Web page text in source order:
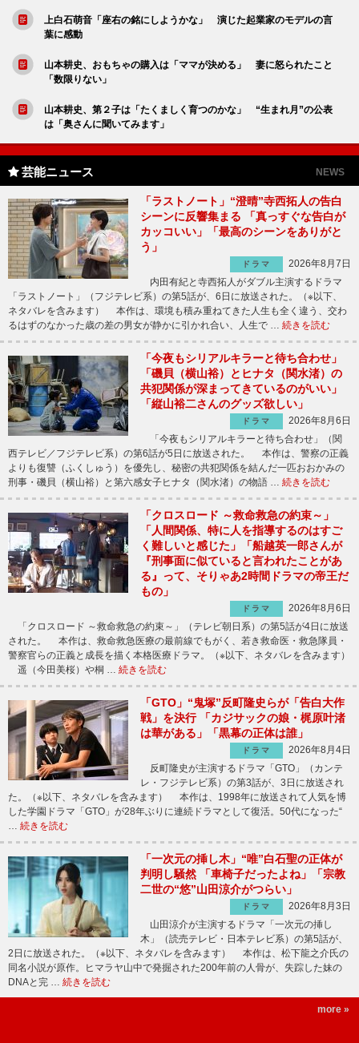
上白石萌音「座右の銘にしようかな」 演じた起業家のモデルの言
葉に感動
山本耕史、おもちゃの購入は「ママが決める」 妻に怒られたこと
「数限りない」
山本耕史、第２子は「たくましく育つのかな」 “生まれ月”の公表
は「奥さんに聞いてみます」
芸能ニュース NEWS
「ラストノート」“澄晴”寺西拓人の告白
シーンに反響集まる 「真っすぐな告白が
カッコいい」「最高のシーンをありがと
う」
ドラマ
2026年8月7日
内田有紀と寺西拓人がダブル主演するドラマ
「ラストノート」（フジテレビ系）の第5話が、6日に放送された。（※以下、
ネタバレを含みます） 本作は、環境も積み重ねてきた人生も全く違う、交わ
るはずのなかった歳の差の男女が静かに引かれ合い、人生で … 続きを読む
「今夜もシリアルキラーと待ち合わせ」
「磯貝（横山裕）とヒナタ（関水渚）の
共犯関係が深まってきているのがいい」
「縦山裕二さんのグッズ欲しい」
ドラマ
2026年8月6日
「今夜もシリアルキラーと待ち合わせ」（関
西テレビ／フジテレビ系）の第6話が5日に放送された。 本作は、警察の正義
よりも復讐（ふくしゅう）を優先し、秘密の共犯関係を結んだ一匹おおかみの
刑事・磯貝（横山裕）と第六感女子ヒナタ（関水渚）の物語 … 続きを読む
「クロスロード ～救命救急の約束～」
「人間関係、特に人を指導するのはすご
く難しいと感じた」「船越英一郎さんが
『刑事面に似ていると言われたことがあ
る』って、そりゃあ2時間ドラマの帝王だ
もの」
ドラマ
2026年8月6日
「クロスロード ～救命救急の約束～」（テレビ朝日系）の第5話が4日に放送
された。 本作は、救命救急医療の最前線でもがく、若き救命医・救急隊員・
警察官らの正義と成長を描く本格医療ドラマ。（※以下、ネタバレを含みます）
遥（今田美桜）や桐 … 続きを読む
「GTO」“鬼塚”反町隆史らが「告白大作
戦」を決行 「カジサックの娘・梶原叶渚
は華がある」「黒幕の正体は誰」
ドラマ
2026年8月4日
反町隆史が主演するドラマ「GTO」（カンテ
レ・フジテレビ系）の第3話が、3日に放送され
た。（※以下、ネタバレを含みます） 本作は、1998年に放送されて人気を博
した学園ドラマ「GTO」が28年ぶりに連続ドラマとして復活。50代になった“
続きを読む
「一次元の挿し木」“唯”白石聖の正体が
判明し騒然 「車椅子だったよね」「宗教
二世の“悠”山田涼介がつらい」
ドラマ
2026年8月3日
山田涼介が主演するドラマ「一次元の挿し
木」（読売テレビ・日本テレビ系）の第5話が、
2日に放送された。（※以下、ネタバレを含みます） 本作は、松下龍之介氏の
同名小説が原作。ヒマラヤ山中で発掘された200年前の人骨が、失踪した妹の
DNAと完 … 続きを読む
more »